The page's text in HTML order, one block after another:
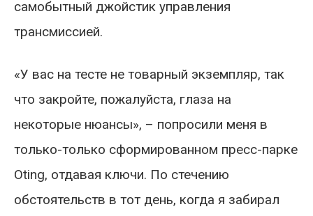
самобытный джойстик управления
трансмиссией.
«У вас на тесте не товарный экземпляр, так
что закройте, пожалуйста, глаза на
некоторые нюансы», – попросили меня в
только-только сформированном пресс-парке
Oting, отдавая ключи. По стечению
обстоятельств в тот день, когда я забирал